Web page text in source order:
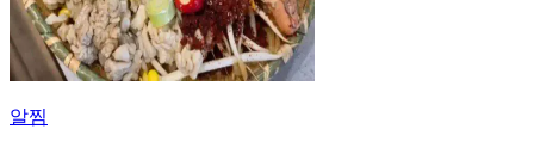
알찜